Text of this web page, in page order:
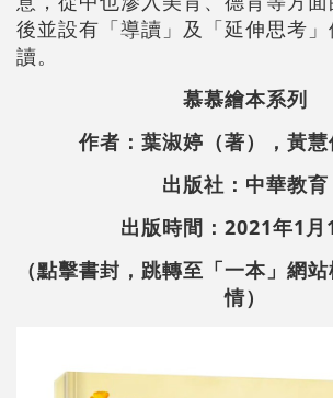
後並設有「導讀」及「延伸思考
讀。
慕慕繪本系列
作者：葉淑婷（著），黃慧
出版社：中華教育
出版時間：2021年1月
（點擊書封，跳轉至「一本」網
情）